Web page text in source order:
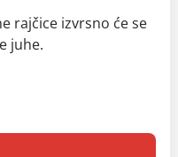
rajčice izvrsno će se
juhe.